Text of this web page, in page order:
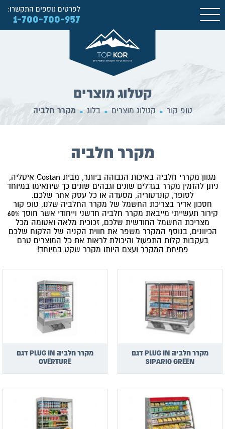
לפרטים נוספים התקשרו:
1-700-700-957
קטלוג מוצרים
טופ קור ■ קטלוג מוצרים ■ בלוג ■ מקרר חלביה
מקרר חלביה
מגוון מקררי חלביה באיכות הגבוהה ביותר, מבית Costan איטליה,
ניתן להזמין מקרר בגדלים שונים וגבהים שונים כך שיתאימו במיוחד
לסופר, קונדטוריה, מסעדה או כל עסק אחר שלכם.
חסכון אדיר בצריכת החשמל של מקרר החלביה שלנו, טופ קור
קירור תעשייתי מייבאת מקרר חלביה חדשני וייחודי אשר חוסך 60%
מצריכת החשמל החודשית שלכם, זכוכית מלאה ואטומה מכל
הכיוונים, בנוסף המקרר משפר את חווית הקניה של הלקוח שלכם
בעקבות קלות התפעול והיכולת לראות את כל המוצרים טרם
פתיחת המקרר ועצם היותו מקרר שקט במיוחד!
מקרר חלביה PLUG IN דגם
SIPARIO GREEN
מקרר חלביה PLUG IN דגם
OVERTURE